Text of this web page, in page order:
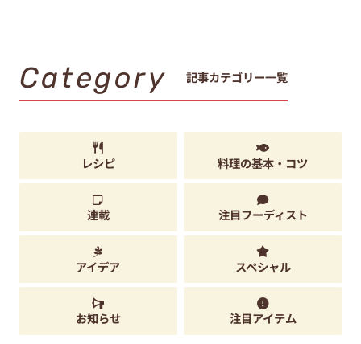
Category 記事カテゴリー一覧
レシピ 料理の基本・コツ
連載 注目フーディスト
アイデア スペシャル
お知らせ 注目アイテム